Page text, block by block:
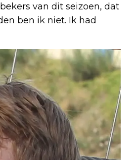
van dit seizoen, dat
ben ik niet. Ik had